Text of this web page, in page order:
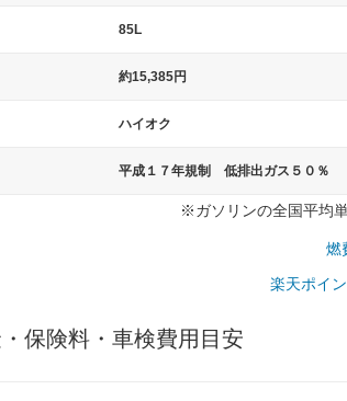
85L
約15,385円
ハイオク
平成１７年規制 低排出ガス５０％
※ガソリンの全国平均
燃
楽天ポイ
保険料・車検費用目安